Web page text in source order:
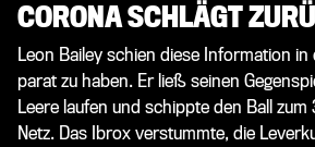
CORONA SCHLÄGT
Leon Bailey schien diese Information
parat zu haben. Er ließ seinen
Leere laufen und schippte den Ball
Netz. Das Ibrox verstummte, die